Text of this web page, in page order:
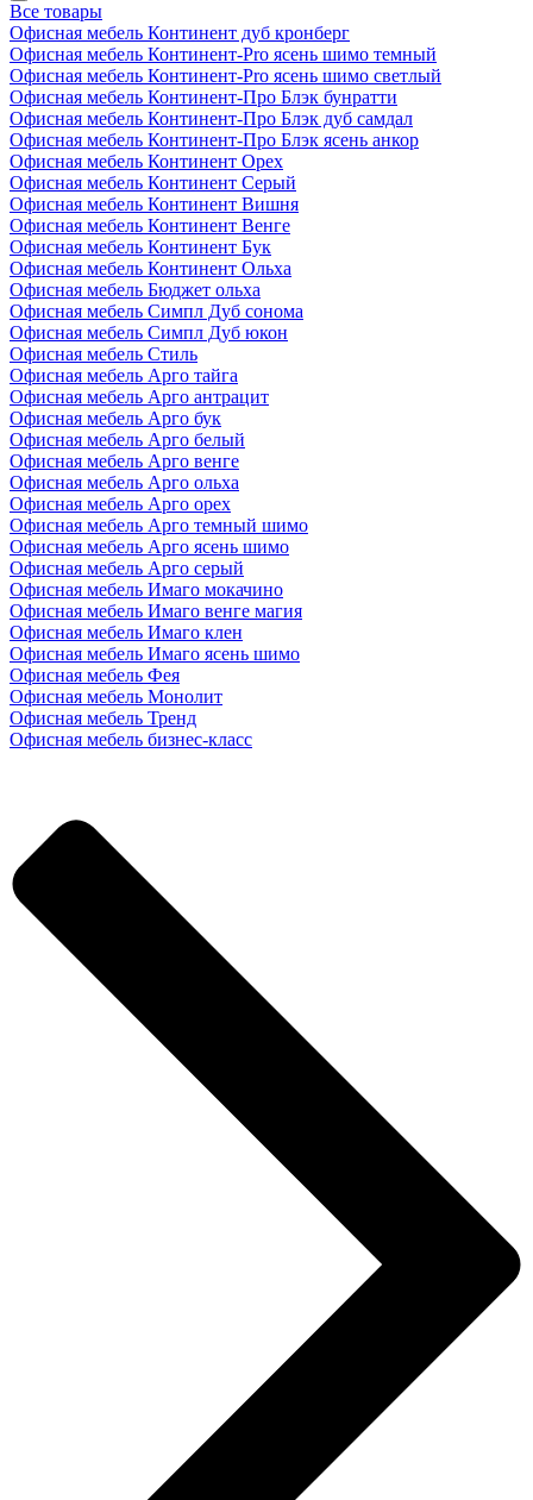
Все товары
Офисная мебель Континент дуб кронберг
Офисная мебель Континент-Pro ясень шимо темный
Офисная мебель Континент-Pro ясень шимо светлый
Офисная мебель Континент-Про Блэк бунратти
Офисная мебель Континент-Про Блэк дуб самдал
Офисная мебель Континент-Про Блэк ясень анкор
Офисная мебель Континент Орех
Офисная мебель Континент Серый
Офисная мебель Континент Вишня
Офисная мебель Континент Венге
Офисная мебель Континент Бук
Офисная мебель Континент Ольха
Офисная мебель Бюджет ольха
Офисная мебель Симпл Дуб сонома
Офисная мебель Симпл Дуб юкон
Офисная мебель Стиль
Офисная мебель Арго тайга
Офисная мебель Арго антрацит
Офисная мебель Арго бук
Офисная мебель Арго белый
Офисная мебель Арго венге
Офисная мебель Арго ольха
Офисная мебель Арго орех
Офисная мебель Арго темный шимо
Офисная мебель Арго ясень шимо
Офисная мебель Арго серый
Офисная мебель Имаго мокачино
Офисная мебель Имаго венге магия
Офисная мебель Имаго клен
Офисная мебель Имаго ясень шимо
Офисная мебель Фея
Офисная мебель Монолит
Офисная мебель Тренд
Офисная мебель бизнес-класс